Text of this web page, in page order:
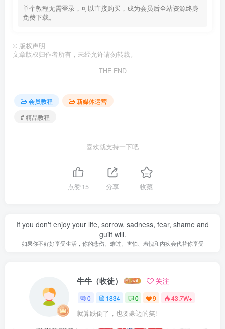
单个教程无需登录，可以直接购买，成为会员后全站资源终身
免费下载。
© 版权声明
文章版权归作者所有，未经允许请勿转载。
THE END
会员教程
新媒体运营
# 精品教程
喜欢就支持一下吧
点赞15 分享 收藏
If you don't enjoy your life, sorrow, sadness, fear, shame and
guilt will.
如果你不好好享受生活，你的悲伤、难过、害怕、羞愧和内疚会代替你享受
牛牛（收徒） 关注
0 1834 0 9 43.7W+
就算跌倒了，也要豪迈的笑!